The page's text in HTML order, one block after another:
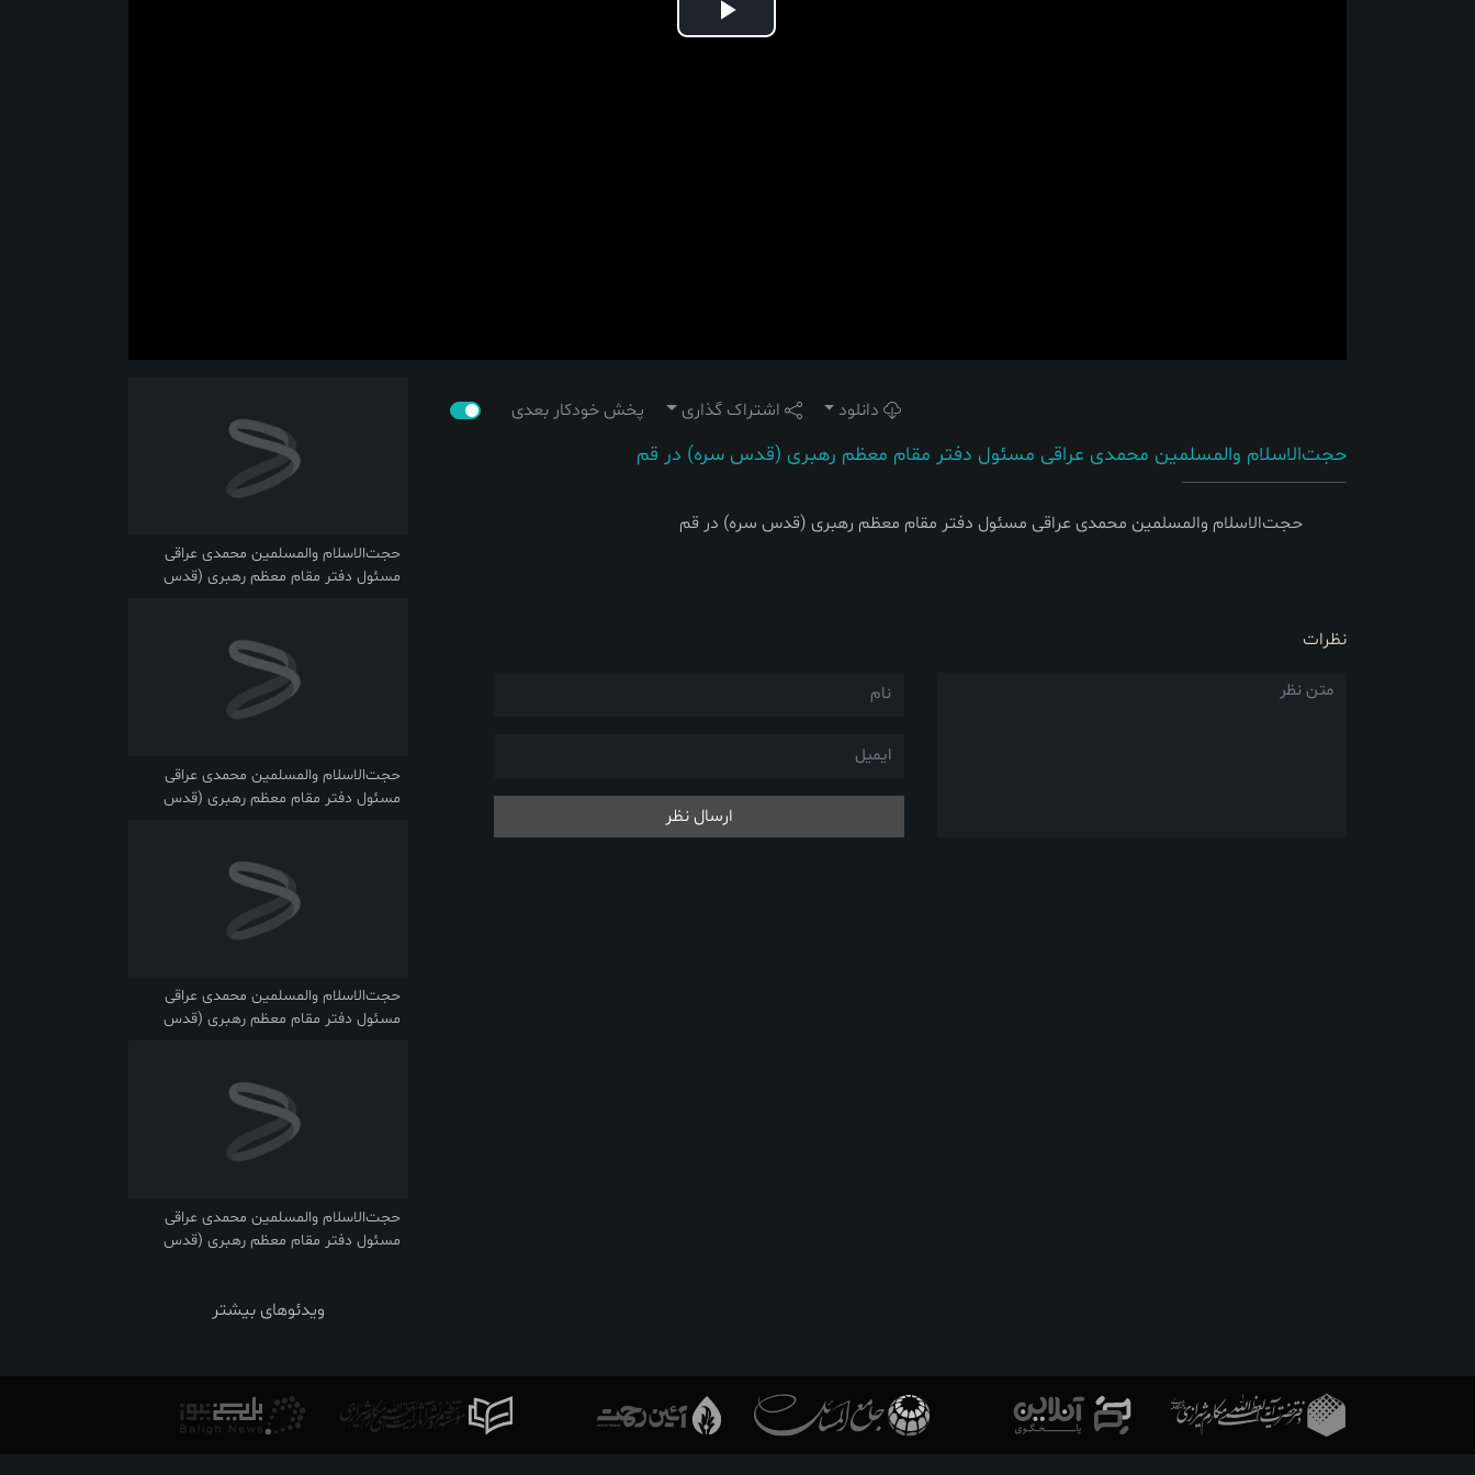
Play
دانلود اشتراک گذاری پخش خودکار بعدی
حجت‌الاسلام والمسلمین محمدی عراقی مسئول دفتر مقام معظم رهبری (قدس سره) در قم
حجت‌الاسلام والمسلمین محمدی عراقی مسئول دفتر مقام معظم رهبری (قدس سره) در قم
نظرات
ارسال نظر
حجت‌الاسلام والمسلمین محمدی عراقی
مسئول دفتر مقام معظم رهبری (قدس
حجت‌الاسلام والمسلمین محمدی عراقی
مسئول دفتر مقام معظم رهبری (قدس
حجت‌الاسلام والمسلمین محمدی عراقی
مسئول دفتر مقام معظم رهبری (قدس
حجت‌الاسلام والمسلمین محمدی عراقی
مسئول دفتر مقام معظم رهبری (قدس
ویدئوهای بیشتر